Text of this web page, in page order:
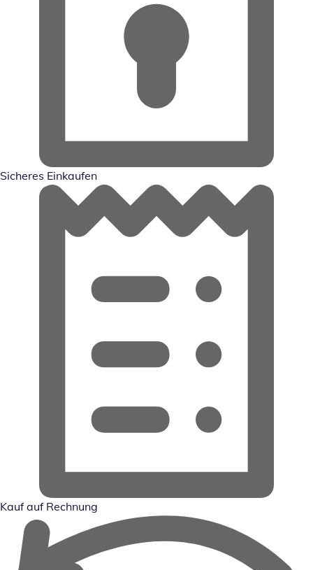
Sicheres Einkaufen
Kauf auf Rechnung